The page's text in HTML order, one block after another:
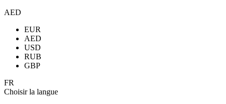
AED
EUR
AED
USD
RUB
GBP
FR
Choisir la langue